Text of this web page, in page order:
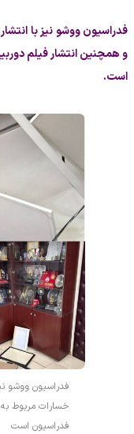
فدراسیون ووشو نیز با
و همچنین انتشار فیلم
است.
فدراسیون ووشو
خسارات مربوط
فدراسیون است